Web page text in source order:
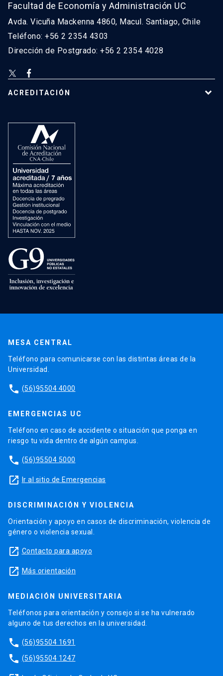
Facultad de Economía y Administración UC
Avda. Vicuña Mackenna 4860, Macul. Santiago, Chile
Teléfono: +56 2 2354 4303
Dirección de Postgrado: +56 2 2354 4028
ACREDITACIÓN
MESA CENTRAL
Teléfono para comunicarse con las distintas áreas de la
Universidad.
phone (56)95504 4000
EMERGENCIAS UC
Teléfono en caso de accidente o situación que ponga en
riesgo tu vida dentro de algún campus.
phone (56)95504 5000
launch Ir al sitio de Emergencias
DISCRIMINACIÓN Y VIOLENCIA
Orientación y apoyo en casos de discriminación, violencia de
género o violencia sexual.
launch Contacto para apoyo
launch Más orientación
MEDIACIÓN UNIVERSITARIA
Teléfonos para orientación y consejo si se ha vulnerado
alguno de tus derechos en la universidad.
phone (56)95504 1691
phone (56)95504 1247